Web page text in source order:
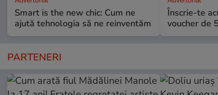
Smart is the new chic: Cum ne
ajută tehnologia să ne reinventăm
Înscrie-te
voucher de
PARTENERI